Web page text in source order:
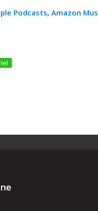
Podcasts, Amazon